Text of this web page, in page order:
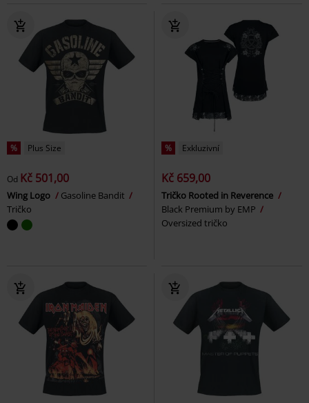
% Plus Size
Od Kč 501,00
Wing Logo
Gasoline Bandit
Tričko
% Exkluzivní
Kč 659,00
Tričko Rooted in Reverence
Black Premium by EMP
Oversized tričko